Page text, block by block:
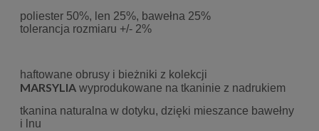
poliester 50%, len 25%, bawełna 25%
tolerancja rozmiaru +/- 2%
haftowane obrusy i bieżniki z kolekcji
MARSYLIA wyprodukowane na tkaninie z nadrukiem
tkanina naturalna w dotyku, dzięki mieszance bawełny
i lnu